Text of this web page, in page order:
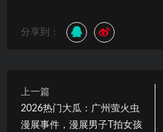
分享到：
上一篇
2026热门大瓜：广州萤火虫
漫展事件，漫展男子T拍女孩